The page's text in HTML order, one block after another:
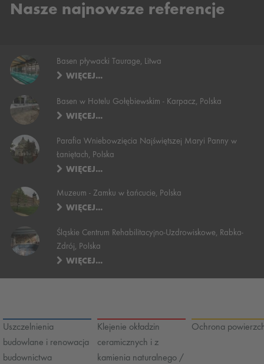
Nasze najnowsze referencje
Basen pływacki Taurage, Litwa
WIĘCEJ...
Basen w Hotelu Gołębiewskim - Karpacz, Polska
WIĘCEJ...
Parafia Wniebowzięcia Najświętszej Maryi Panny w
Łaniętach, Polska
WIĘCEJ...
Muzeum - Zamku w Łańcucie, Polska
WIĘCEJ...
Śląskie Centrum Rehabilitacyjno-Uzdrowiskowe, Rabka-
Zdrój, Polska
WIĘCEJ...
Uszczelnienia
budowlane i renowacja
budownictwa
Klejenie okładzin
ceramicznych i z
kamienia naturalnego /
Ochrona